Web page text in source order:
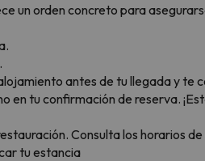
un orden concreto para
antes de tu llegada y te
en tu confirmación de reserva.
Consulta los horarios
tu estancia